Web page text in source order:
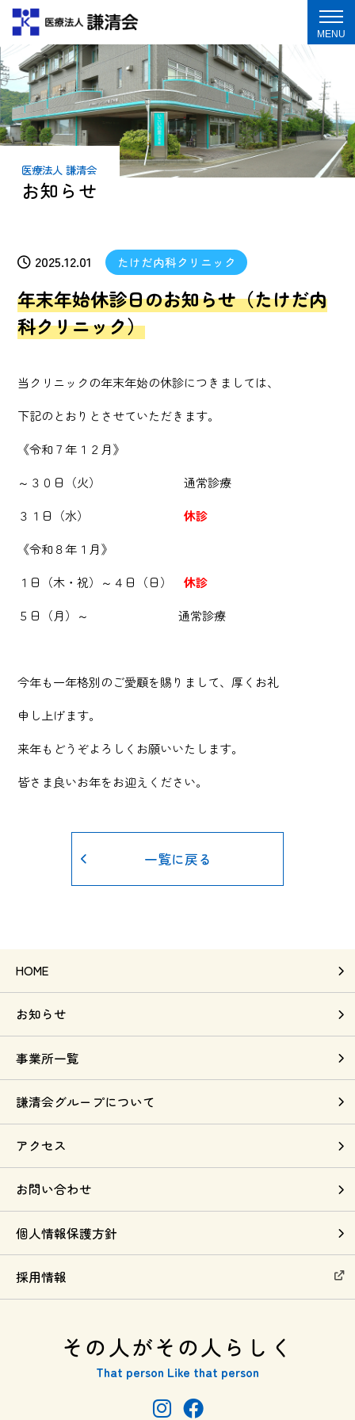
医療法人 謙清会
お知らせ
2025.12.01 たけだ内科クリニック
年末年始休診日のお知らせ（たけだ内
科クリニック）
当クリニックの年末年始の休診につきましては、
下記のとおりとさせていただきます。
《令和７年１２月》
～３０日（火） 通常診療
３１日（水）休診
《令和８年１月》
１日（木・祝）～４日（日）休診
５日（月）～ 通常診療
今年も一年格別のご愛顧を賜りまして、厚くお礼
申し上げます。
来年もどうぞよろしくお願いいたします。
皆さま良いお年をお迎えください。
一覧に戻る
HOME
お知らせ
事業所一覧
謙清会グループについて
アクセス
お問い合わせ
個人情報保護方針
採用情報
その人がその人らしく
That person Like that person
MENU